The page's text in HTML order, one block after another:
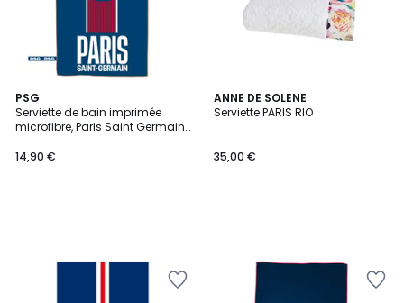
PSG
Serviette de bain imprimée
microfibre, Paris Saint Germain
€.
14,90 €
ANNE DE SOLENE
Serviette PARIS RIO
35,00 €